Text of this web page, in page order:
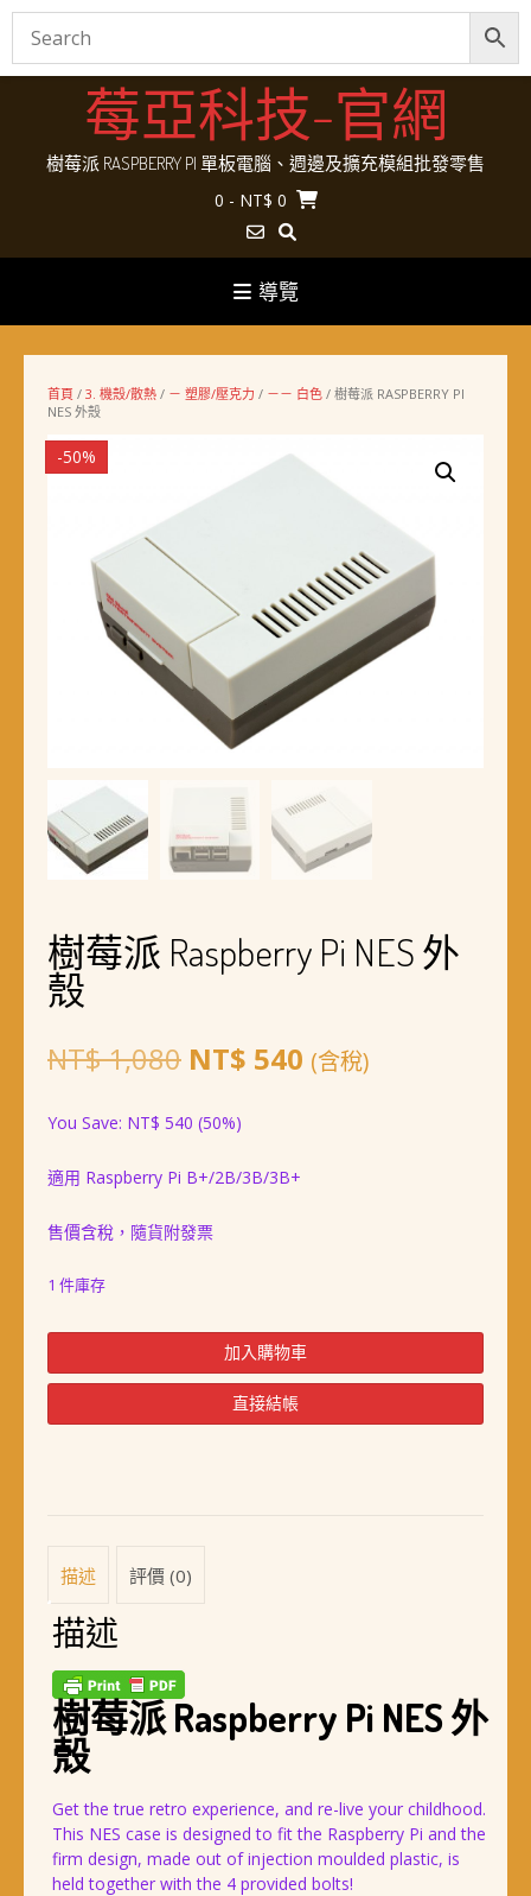
Skip
莓亞科技-官網
樹莓派 RASPBERRY PI 單板電腦、週邊及擴充模組批發零售
0 - NT$ 0
導覽
首頁 / 3. 機殼/散熱 / － 塑膠/壓克力 / －－ 白色 / 樹莓派 RASPBERRY PI
NES 外殼
-50%
樹莓派 Raspberry Pi NES 外
殼
NT$1,080 原
價
格：
NT$ 1,080。
NT$ 540 目
(含稅)
You Save: NT$ 540 (50%)
適用 Raspberry Pi B+/2B/3B/3B+
售價含稅，隨貨附發票
1 件庫存
莓
派
Raspberry
量
加入購物車
直接結帳
描述 評價 (0)
描述
樹莓派 Raspberry Pi NES 外
殼
Get the true retro experience, and re-live your childhood.
This NES case is designed to fit the Raspberry Pi and the
firm design, made out of injection moulded plastic, is
held together with the 4 provided bolts!